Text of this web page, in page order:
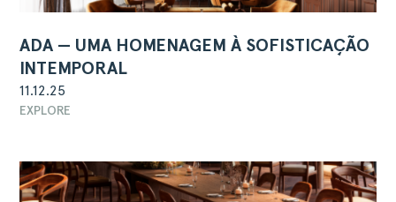
ADA — UMA HOMENAGEM À SOFISTICAÇÃO
INTEMPORAL
11.12.25
EXPLORE